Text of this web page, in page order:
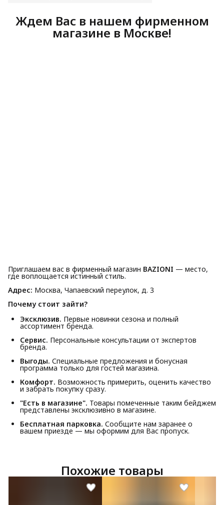
Ждем Вас в нашем фирменном
магазине в Москве!
Приглашаем вас в фирменный магазин BAZIONI — место,
где воплощается истинный стиль.
Адрес: Москва, Чапаевский переулок, д. 3
Почему стоит зайти?
Эксклюзив. Первые новинки сезона и полный
ассортимент бренда.
Сервис. Персональные консультации от экспертов
бренда.
Выгоды. Специальные предложения и бонусная
программа только для гостей магазина.
Комфорт. Возможность примерить, оценить качество
и забрать покупку сразу.
"Есть в магазине". Товары помеченные таким бейджем
представлены эксклюзивно в магазине.
Бесплатная парковка. Сообщите нам заранее о
вашем приезде — мы оформим для Вас пропуск.
Похожие товары